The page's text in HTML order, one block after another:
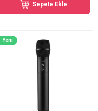
Sepete Ekle
Yeni